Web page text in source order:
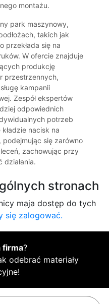
montażu.
park maszynowy,
takich jak
przekłada się na
W ofercie znajduje
produkcję
przestrzennych,
kampanii
Zespół ekspertów
odpowiednich
potrzeb
nacisk na
się zarówno
zachowując przy
stronach
maja dostęp do tych
się zalogować.
firma?
odebrać materiały